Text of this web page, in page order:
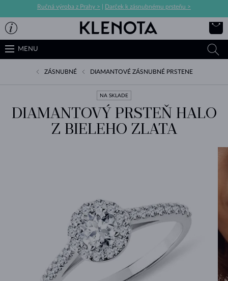
Ručná výroba z Prahy > Darček k zásnubnému prsteňu >
MENU
ZÁSNUBNÉ DIAMANTOVÉ ZÁSNUBNÉ PRSTENE
NA SKLADE
DIAMANTOVÝ PRSTEŇ HALO
Z BIELEHO ZLATA